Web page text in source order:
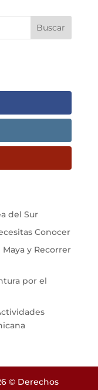
del Sur
Conocer
y Recorrer
por el
© Derechos